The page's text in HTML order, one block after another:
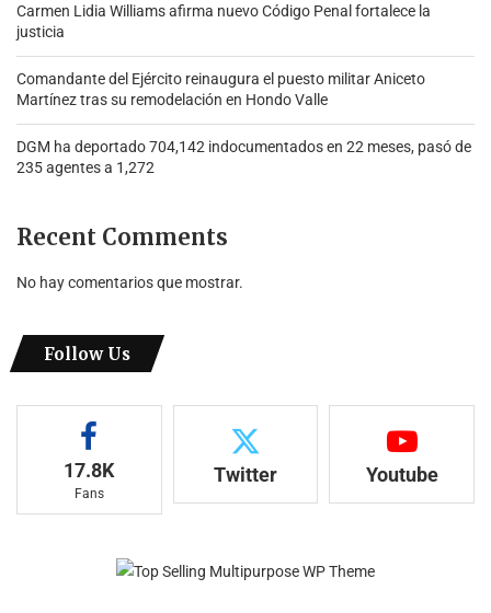
Carmen Lidia Williams afirma nuevo Código Penal fortalece la
justicia
Comandante del Ejército reinaugura el puesto militar Aniceto
Martínez tras su remodelación en Hondo Valle
DGM ha deportado 704,142 indocumentados en 22 meses, pasó de
235 agentes a 1,272
Recent Comments
No hay comentarios que mostrar.
Follow Us
17.8K
Fans
Twitter Youtube